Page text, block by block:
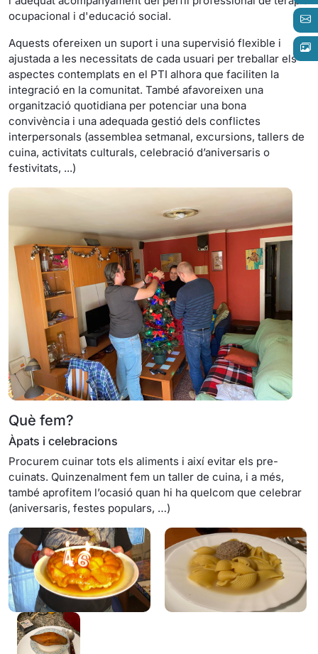
ocupacional i d'educació social.
Aquests ofereixen un suport i una supervisió flexible i
ajustada a les necessitats de cada usuari per treballar els
aspectes contemplats en el PTI alhora que faciliten la
integració en la comunitat. També afavoreixen una
organització quotidiana per potenciar una bona
convivència i una adequada gestió dels conflictes
interpersonals (assemblea setmanal, excursions, tallers de
cuina, activitats culturals, celebració d’aniversaris o
festivitats, ...)
Què fem?
Àpats i celebracions
Procurem cuinar tots els aliments i així evitar els pre-
cuinats. Quinzenalment fem un taller de cuina, i a més,
també aprofitem l’ocasió quan hi ha quelcom que celebrar
(aniversaris, festes populars, …)